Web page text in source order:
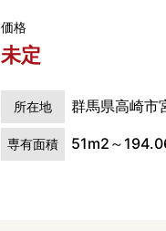
価格
未定
所在地 群馬県高崎市
専有面積 51m2～